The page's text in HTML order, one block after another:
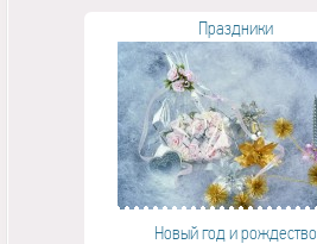
Праздники
Новый год и рождество